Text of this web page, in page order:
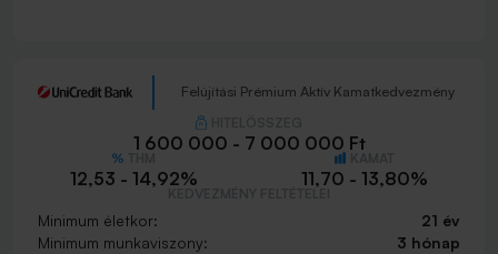
Felújítási Prémium Aktív Kamatkedvezmény
1 600 000 - 7 000 000 Ft
12,53 - 14,92% 11,70 - 13,80%
Minimum életkor:
21 év
Minimum munkaviszony:
3 hónap